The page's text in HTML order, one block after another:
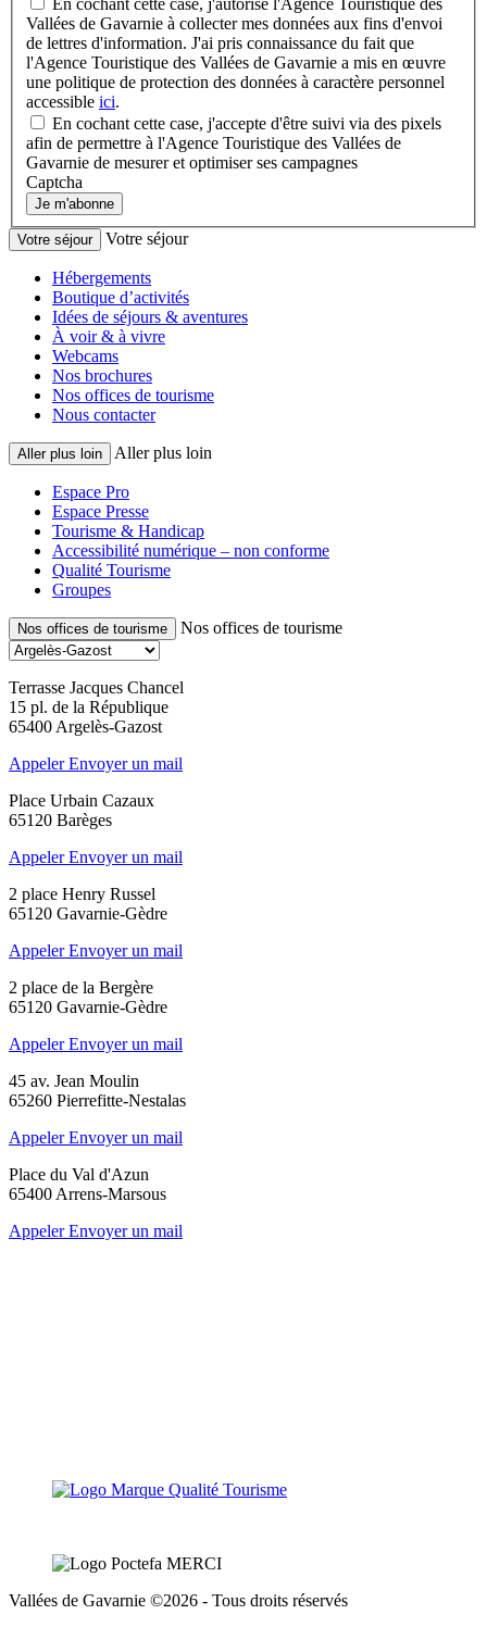
En cochant cette case, j'autorise l'Agence Touristique des
Vallées de Gavarnie à collecter mes données aux fins d'envoi
de lettres d'information. J'ai pris connaissance du fait que
l'Agence Touristique des Vallées de Gavarnie a mis en œuvre
une politique de protection des données à caractère personnel
accessible ici.
En cochant cette case, j'accepte d'être suivi via des pixels
afin de permettre à l'Agence Touristique des Vallées de
Gavarnie de mesurer et optimiser ses campagnes
Captcha
Je m'abonne
Votre séjour Votre séjour
Hébergements
Boutique d’activités
Idées de séjours & aventures
À voir & à vivre
Webcams
Nos brochures
Nos offices de tourisme
Nous contacter
Aller plus loin Aller plus loin
Espace Pro
Espace Presse
Tourisme & Handicap
Accessibilité numérique – non conforme
Qualité Tourisme
Groupes
Nos offices de tourisme Nos offices de tourisme
Terrasse Jacques Chancel
15 pl. de la République
65400 Argelès-Gazost
AppelerEnvoyer un mail
Place Urbain Cazaux
65120 Barèges
AppelerEnvoyer un mail
2 place Henry Russel
65120 Gavarnie-Gèdre
AppelerEnvoyer un mail
2 place de la Bergère
65120 Gavarnie-Gèdre
AppelerEnvoyer un mail
45 av. Jean Moulin
65260 Pierrefitte-Nestalas
AppelerEnvoyer un mail
Place du Val d'Azun
65400 Arrens-Marsous
AppelerEnvoyer un mail
Vallées de Gavarnie ©2026 - Tous droits réservés